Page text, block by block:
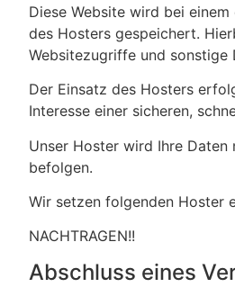
Diese Website wird bei
des Hosters gespeichert.
Websitezugriffe und sonstige
Der Einsatz des Hosters
Interesse einer sicheren,
Unser Hoster wird Ihre
befolgen.
Wir setzen folgenden Hoster
NACHTRAGEN!!
Abschluss eines